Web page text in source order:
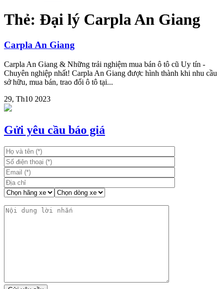
Thẻ: Đại lý Carpla An Giang
Carpla An Giang
Carpla An Giang & Những trải nghiệm mua bán ô tô cũ Uy tín -
Chuyên nghiệp nhất! Carpla An Giang được hình thành khi nhu cầu
sở hữu, mua bán, trao đổi ô tô tại...
29, Th10 2023
Gửi yêu cầu báo giá